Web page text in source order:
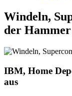
Windeln,
der Hammer
IBM, Home
aus